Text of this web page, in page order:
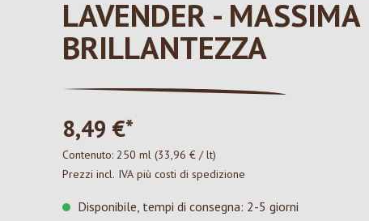
LAVENDER - MASSIMA
BRILLANTEZZA
8,49 €*
Contenuto: 250 ml (33,96 € / lt)
Prezzi incl. IVA più costi di spedizione
Disponibile, tempi di consegna: 2-5 giorni